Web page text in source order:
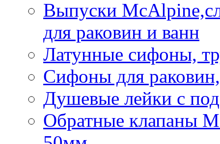
Выпуски
для раковин и ванн
Латунные сифоны,
Сифоны для
Душевые лейки с
Обратные клапаны